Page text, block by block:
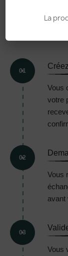
La
ÉTAPES
01
Vous
votre
02
Vous
avant
03
Vous